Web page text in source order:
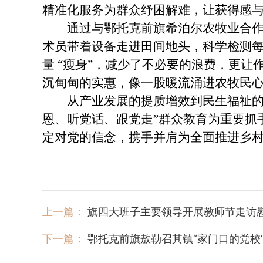
精准化服务为群众纾困解难，让获得感
通过与鄂托克前旗希泊尔农牧业合作
术员带着设备走进田间地头，科学检测
量 “瘦身”，减少了不必要的浪费，更让
沉甸甸的实惠，像一股暖流涌进农牧民
从产业发展的提质增效到民生福祉的
恩、听党话、跟党走”群众教育为重要
定对党的信念，携手并肩为全面推进乡
上一篇： 旗四大班子主要领导开展教师节走访
下一篇： 鄂托克前旗敖勒召其镇“家门口的党